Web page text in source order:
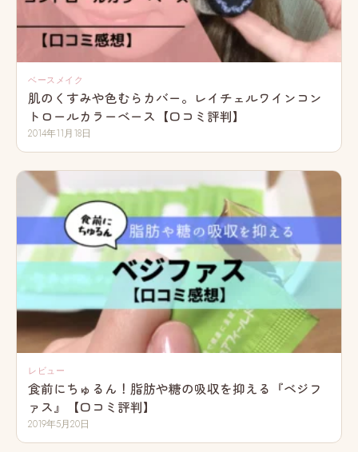
ベースメイク
肌のくすみや色むらカバー。レイチェルワインコン
トロールカラーベース【口コミ評判】
2014年11月18日
レビュー
食前にちゅるん！脂肪や糖の吸収を抑える『ベジフ
ァス』【口コミ評判】
2019年5月20日